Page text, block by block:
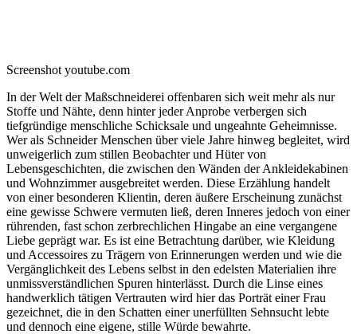
Screenshot youtube.com
In der Welt der Maßschneiderei offenbaren sich weit mehr als nur
Stoffe und Nähte, denn hinter jeder Anprobe verbergen sich
tiefgründige menschliche Schicksale und ungeahnte Geheimnisse.
Wer als Schneider Menschen über viele Jahre hinweg begleitet, wird
unweigerlich zum stillen Beobachter und Hüter von
Lebensgeschichten, die zwischen den Wänden der Ankleidekabinen
und Wohnzimmer ausgebreitet werden. Diese Erzählung handelt
von einer besonderen Klientin, deren äußere Erscheinung zunächst
eine gewisse Schwere vermuten ließ, deren Inneres jedoch von einer
rührenden, fast schon zerbrechlichen Hingabe an eine vergangene
Liebe geprägt war. Es ist eine Betrachtung darüber, wie Kleidung
und Accessoires zu Trägern von Erinnerungen werden und wie die
Vergänglichkeit des Lebens selbst in den edelsten Materialien ihre
unmissverständlichen Spuren hinterlässt. Durch die Linse eines
handwerklich tätigen Vertrauten wird hier das Porträt einer Frau
gezeichnet, die in den Schatten einer unerfüllten Sehnsucht lebte
und dennoch eine eigene, stille Würde bewahrte.